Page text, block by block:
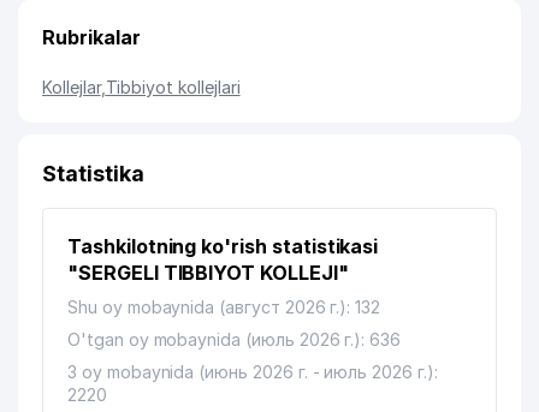
Rubrikalar
Kollejlar, Tibbiyot kollejlari
Statistika
Tashkilotning ko'rish statistikasi
"SERGELI TIBBIYOT KOLLEJI"
Shu oy mobaynida (август 2026 г.): 132
O'tgan oy mobaynida (июль 2026 г.): 636
3 oy mobaynida (июнь 2026 г. - июль 2026 г.):
2220